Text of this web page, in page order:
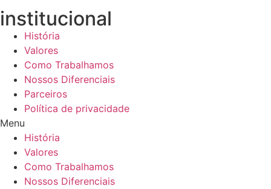
institucional
História
Valores
Como Trabalhamos
Nossos Diferenciais
Parceiros
Política de privacidade
Menu
História
Valores
Como Trabalhamos
Nossos Diferenciais